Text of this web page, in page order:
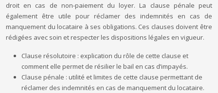
droit en cas de non-paiement du loyer. La clause pénale peut
également être utile pour réclamer des indemnités en cas de
manquement du locataire à ses obligations. Ces clauses doivent être
rédigées avec soin et respecter les dispositions légales en vigueur.
Clause résolutoire : explication du rôle de cette clause et
comment elle permet de résilier le bail en cas d’impayés.
Clause pénale : utilité et limites de cette clause permettant de
réclamer des indemnités en cas de manquement du locataire.